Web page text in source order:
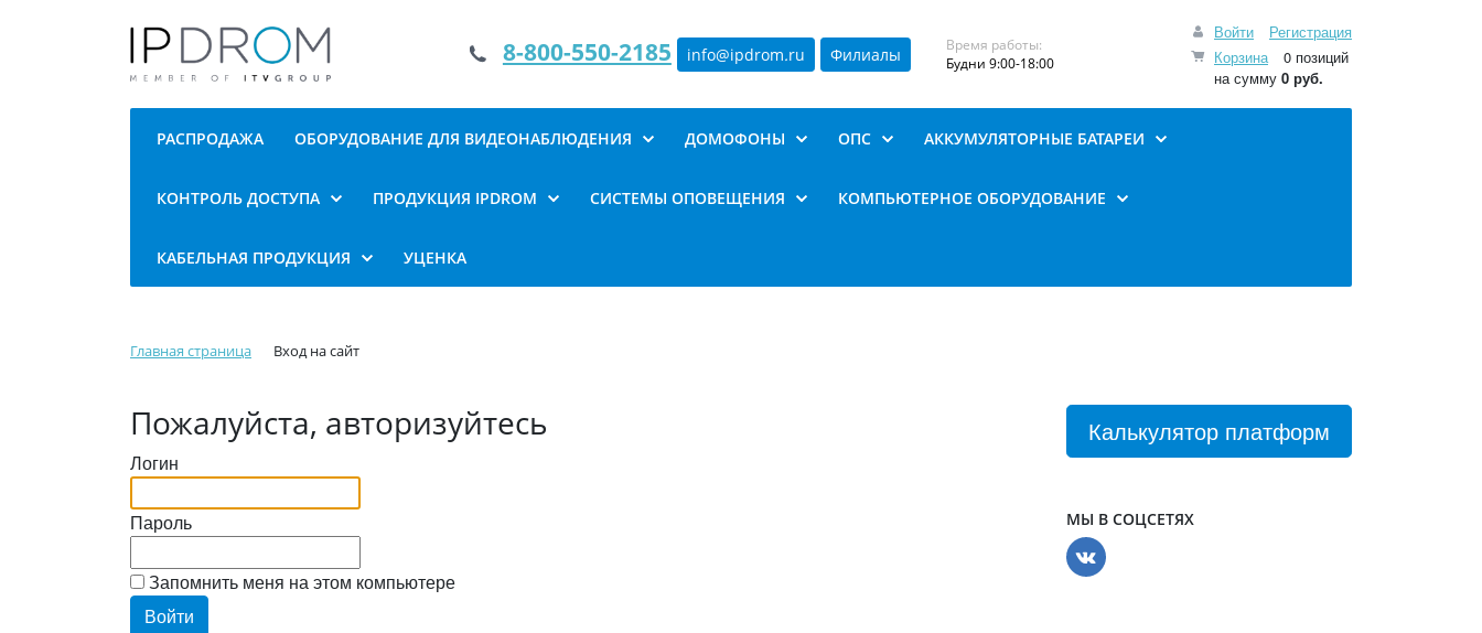
Войти
Регистрация
Корзина
0 позиций
на сумму 0 руб.
8-800-550-2185 info@ipdrom.ru Филиалы
Время работы:
Будни 9:00-18:00
РАСПРОДАЖА ОБОРУДОВАНИЕ ДЛЯ ВИДЕОНАБЛЮДЕНИЯ ДОМОФОНЫ ОПС АККУМУЛЯТОРНЫЕ БАТАРЕИ
КОНТРОЛЬ ДОСТУПА ПРОДУКЦИЯ IPDROM СИСТЕМЫ ОПОВЕЩЕНИЯ КОМПЬЮТЕРНОЕ ОБОРУДОВАНИЕ
КАБЕЛЬНАЯ ПРОДУКЦИЯ УЦЕНКА
Главная страница Вход на сайт
Пожалуйста, авторизуйтесь
Логин
Пароль
Запомнить меня на этом компьютере
Калькулятор платформ
МЫ В СОЦСЕТЯХ